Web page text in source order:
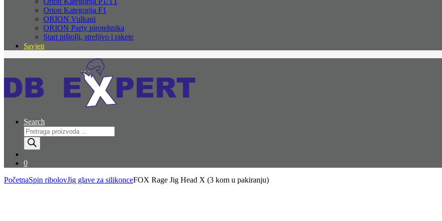
Orion Kategorija F1
ORION Vulkani
ORION Party pirotehnika
Start pištolji, streljivo i rakete
Savjeti
Search
Products
search
0
PočetnaSpin ribolovJig glave za silikonceFOX Rage Jig Head X (3 kom u pakiranju)